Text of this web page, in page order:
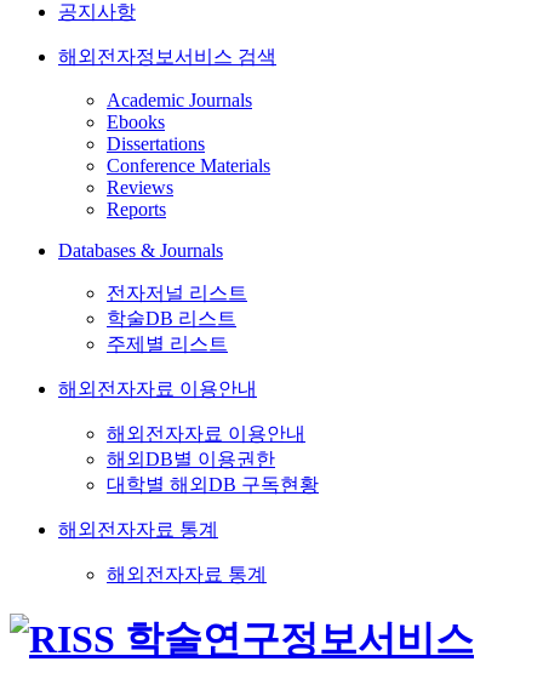
공지사항
해외전자정보서비스 검색
Academic Journals
Ebooks
Dissertations
Conference Materials
Reviews
Reports
Databases & Journals
전자저널 리스트
학술DB 리스트
주제별 리스트
해외전자자료 이용안내
해외전자자료 이용안내
해외DB별 이용권한
대학별 해외DB 구독현황
해외전자자료 통계
해외전자자료 통계